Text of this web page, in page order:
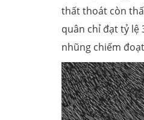
thất thoát còn
quân chỉ đạt tỷ lệ
nhũng chiếm